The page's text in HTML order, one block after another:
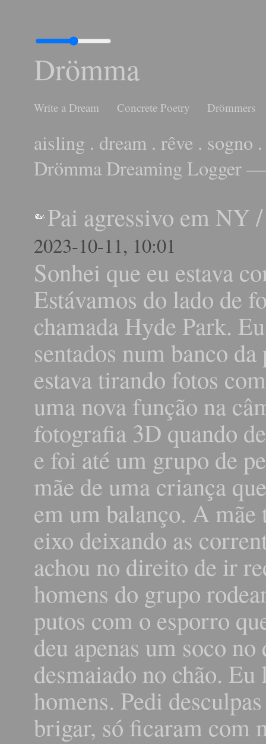
Drömma
Write a Dream Concrete Poetry Drömmers
aisling . dream . rêve . sogno
Drömma Dreaming Logger
Pai agressivo em NY
2023-10-11, 10:01
Sonhei que eu estava
Estávamos do lado de
chamada Hyde Park.
sentados num banco
estava tirando fotos
uma nova função na
fotografia 3D quando
e foi até um grupo de
mãe de uma criança
em um balanço. A
eixo deixando as
achou no direito de ir
homens do grupo
putos com o esporro
deu apenas um soco
desmaiado no chão.
homens. Pedi
brigar, só ficaram com